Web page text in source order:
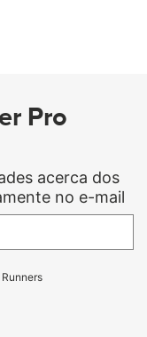
Pro
acerca dos
no e-mail